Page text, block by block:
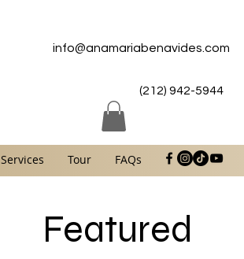
info@anamariabenavides.com
(212) 942-5944
Services Tour FAQs
Featured